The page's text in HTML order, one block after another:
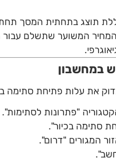
תוצג בתחתית המסך
המחיר המשוער שתשלם
במחשבון
את עלות פתיחת סתימה
"פתרונות לסתימות".
סתימה בכיור".
המגורים "דרום".